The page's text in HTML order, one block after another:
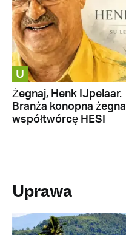
U
Żegnaj, Henk IJpelaar.
Branża konopna żegna
współtwórcę HESI
Uprawa